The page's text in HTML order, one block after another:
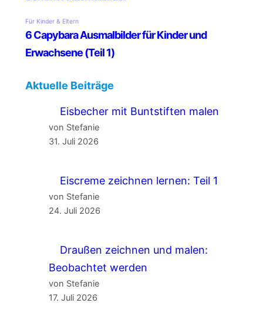
Aktuelle Beiträge
Eisbecher mit Buntstiften malen
von Stefanie
31. Juli 2026
Eiscreme zeichnen lernen: Teil 1
von Stefanie
24. Juli 2026
Draußen zeichnen und malen:
Beobachtet werden
von Stefanie
17. Juli 2026